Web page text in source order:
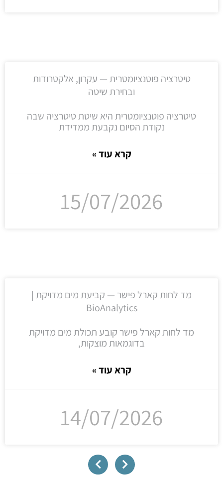
טיטרציה פוטנציומטרית — עקרון, אלקטרודות
ובחירת שיטה
טיטרציה פוטנציומטרית היא שיטת טיטרציה שבה
נקודת הסיום נקבעת ממדידת
קרא עוד »
15/07/2026
מד לחות קארל פישר — קביעת מים מדויקת |
BioAnalytics
מד לחות קארל פישר קובע תכולת מים מדויקת
בדוגמאות מוצקות,
קרא עוד »
14/07/2026